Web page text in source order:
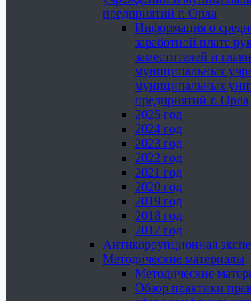
предприятий г. Орла
Информация о
заработной плате
заместителей и
муниципальных
муниципальных
предприятий г. Орла
2025 год
2024 год
2023 год
2022 год
2021 год
2020 год
2019 год
2018 год
2017 год
Антикоррупционная
Методические материалы
Методические
Обзор практики